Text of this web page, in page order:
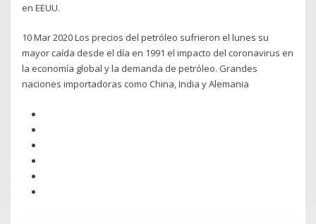
en EEUU.
10 Mar 2020 Los precios del petróleo sufrieron el lunes su
mayor caída desde el día en 1991 el impacto del coronavirus en
la economía global y la demanda de petróleo. Grandes
naciones importadoras como China, India y Alemania